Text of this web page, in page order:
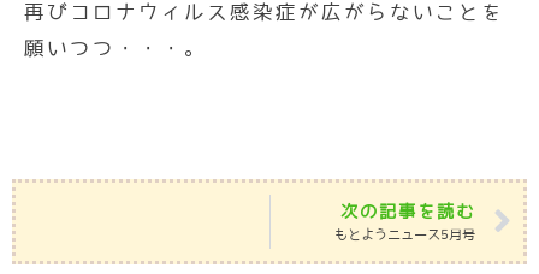
再びコロナウィルス感染症が広がらないことを
願いつつ・・・。
次の記事を読む
もとようニュース5月号